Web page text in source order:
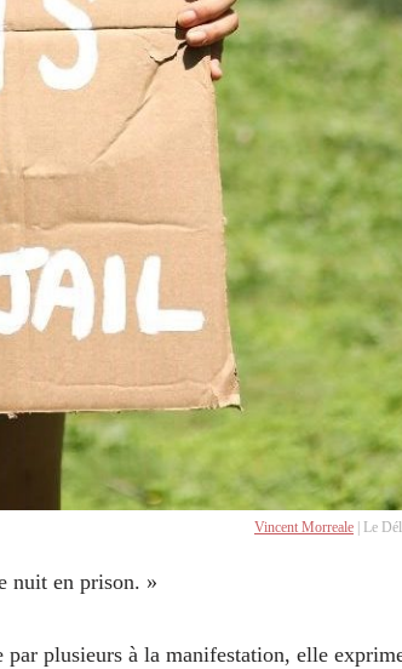
Vincent Morreale | Le
nuit en prison. »
plusieurs à la manifestation, elle